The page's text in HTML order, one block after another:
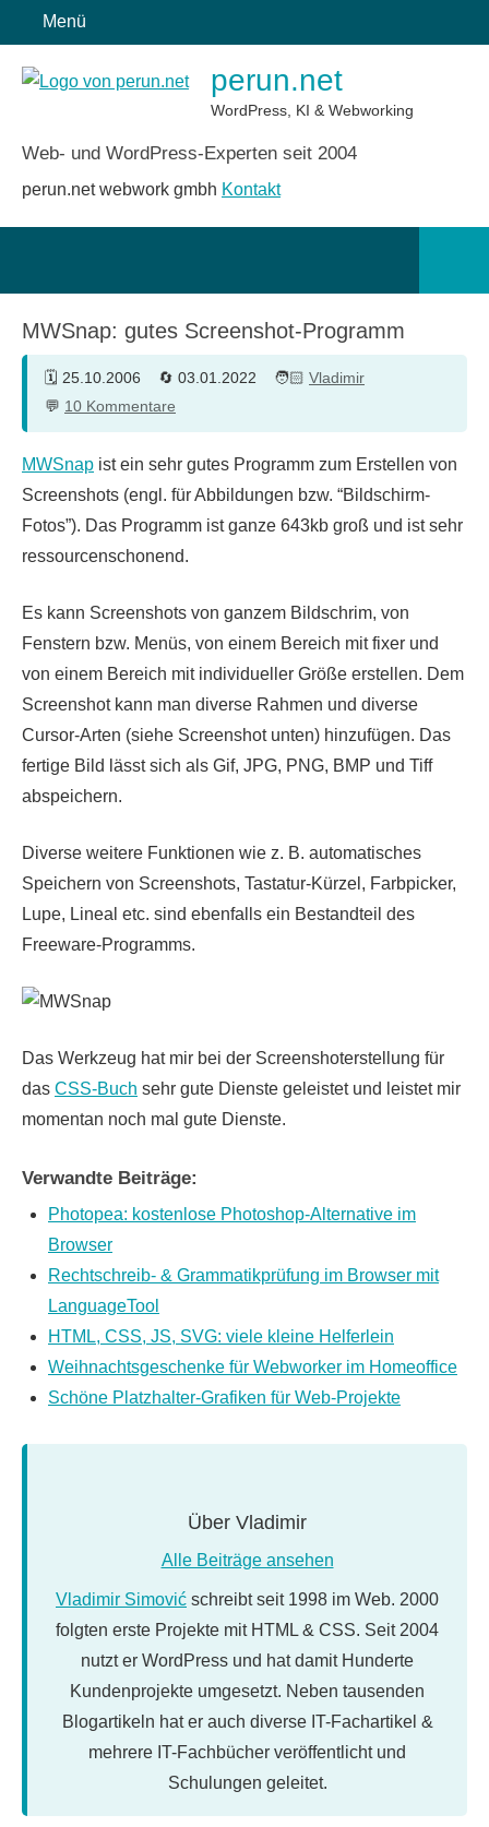
Inhalt
springen
Menü
perun.net
WordPress, KI & Webworking
Web- und WordPress-Experten seit 2004
perun.net webwork gmbh Kontakt
MWSnap: gutes Screenshot-Programm
25.10.2006 03.01.2022
Vladimir
10 Kommentare
MWSnap ist ein sehr gutes Programm zum Erstellen von
Screenshots (engl. für Abbildungen bzw. “Bildschirm-
Fotos”). Das Programm ist ganze 643kb groß und ist sehr
ressourcenschonend.
Es kann Screenshots von ganzem Bildschrim, von
Fenstern bzw. Menüs, von einem Bereich mit fixer und
von einem Bereich mit individueller Größe erstellen. Dem
Screenshot kann man diverse Rahmen und diverse
Cursor-Arten (siehe Screenshot unten) hinzufügen. Das
fertige Bild lässt sich als Gif, JPG, PNG, BMP und Tiff
abspeichern.
Diverse weitere Funktionen wie z. B. automatisches
Speichern von Screenshots, Tastatur-Kürzel, Farbpicker,
Lupe, Lineal etc. sind ebenfalls ein Bestandteil des
Freeware-Programms.
Das Werkzeug hat mir bei der Screenshoterstellung für
das CSS-Buch sehr gute Dienste geleistet und leistet mir
momentan noch mal gute Dienste.
Verwandte Beiträge:
Photopea: kostenlose Photoshop-Alternative im
Browser
Rechtschreib- & Grammatikprüfung im Browser mit
LanguageTool
HTML, CSS, JS, SVG: viele kleine Helferlein
Weihnachtsgeschenke für Webworker im Homeoffice
Schöne Platzhalter-Grafiken für Web-Projekte
Über Vladimir
Alle Beiträge ansehen
Vladimir Simović schreibt seit 1998 im Web. 2000
folgten erste Projekte mit HTML & CSS. Seit 2004
nutzt er WordPress und hat damit Hunderte
Kundenprojekte umgesetzt. Neben tausenden
Blogartikeln hat er auch diverse IT-Fachartikel &
mehrere IT-Fachbücher veröffentlicht und
Schulungen geleitet.